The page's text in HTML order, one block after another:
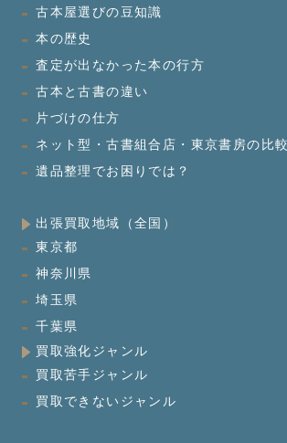
古本屋選びの豆知識
本の歴史
査定が出なかった本の行方
古本と古書の違い
片づけの仕方
ネット型・古書組合店・東京書房の比較
遺品整理でお困りでは？
出張買取地域（全国）
東京都
神奈川県
埼玉県
千葉県
買取強化ジャンル
買取苦手ジャンル
買取できないジャンル